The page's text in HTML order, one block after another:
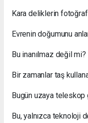
Kara deliklerin
Evrenin doğumunu
Bu inanılmaz değil mi?
Bir zamanlar taş
Bugün uzaya teleskop
Bu, yalnızca teknoloji